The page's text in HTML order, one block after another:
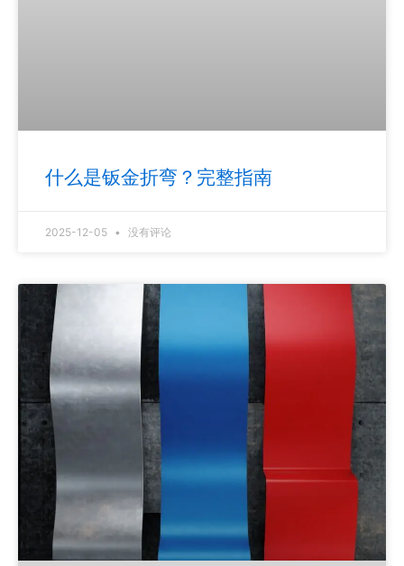
什么是钣金折弯？完整指南
2025-12-05 没有评论